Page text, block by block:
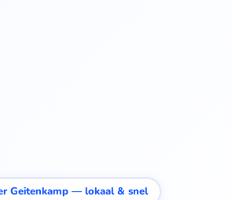
Geitenkamp — lokaal & snel